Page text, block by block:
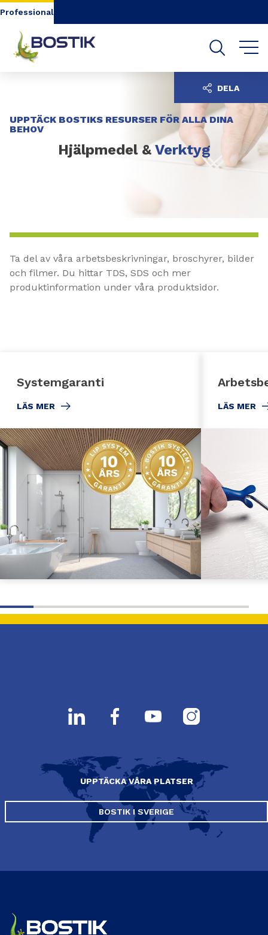
Go to content
Professional
UPPTÄCK BOSTIKS RESURSER FÖR ALLA DINA
BEHOV
Hjälpmedel & Verktyg
DELA
Ta del av våra arbetsbeskrivningar, broschyrer, bilder
och filmer. Du hittar TDS, SDS och mer
produktinformation under våra produktsidor.
Systemgaranti
LÄS MER LÄS MER
UPPTÄCKA VÅRA PLATSER
BOSTIK I SVERIGE